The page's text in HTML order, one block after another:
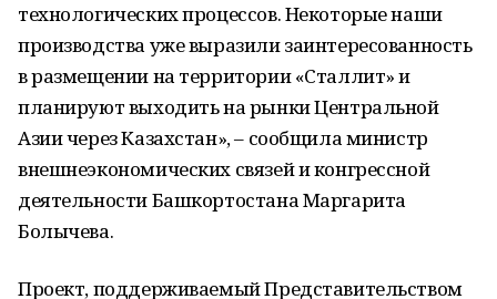
технологических процессов. Некоторые наши
производства уже выразили заинтересованность
в размещении на территории «Сталлит» и
планируют выходить на рынки Центральной
Азии через Казахстан», – сообщила министр
внешнеэкономических связей и конгрессной
деятельности Башкортостана Маргарита
Болычева.
Проект, поддерживаемый Представительством